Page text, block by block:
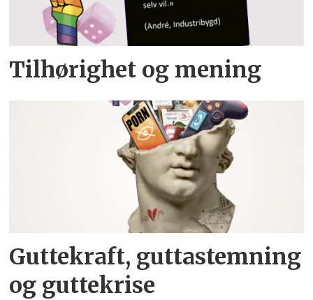
Tilhørighet og mening
Guttekraft, guttastemning
og guttekrise